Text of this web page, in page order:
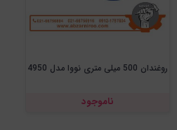
روغندان 500 میلی متری نووا مدل 4950
ناموجود